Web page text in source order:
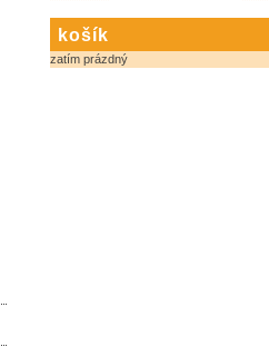
košík
zatím prázdný